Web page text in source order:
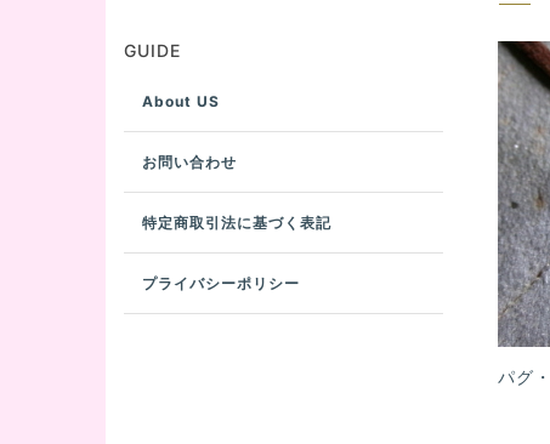
パグ
GUIDE
About US
お問い合わせ
特定商取引法に基づく表記
プライバシーポリシー